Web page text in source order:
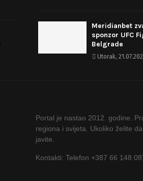
Meridianbet
sponzor UFC
Belgrade
Utorak,
Portal je nastao 2012. godine.
regiona i svijeta. Ukoliko želite
javite.
Kontakti: Telefon +387 66 148